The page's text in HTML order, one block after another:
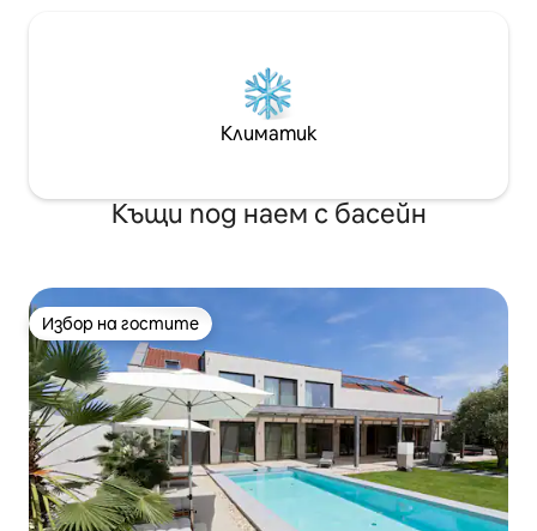
Климатик
Къщи под наем с басейн
Избор на гостите
Избор на гостите